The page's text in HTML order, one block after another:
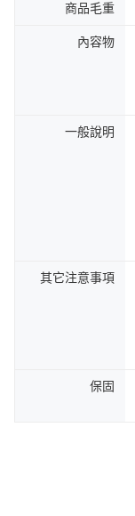
商品毛重
內容物
一般說明
其它注意事項
保固